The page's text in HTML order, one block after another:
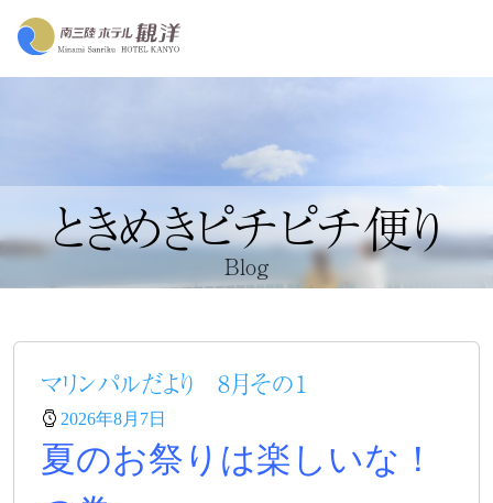
ときめきピチピチ便り
Blog
マリンパルだより 8月その１
2026年8月7日
夏のお祭りは楽しいな！